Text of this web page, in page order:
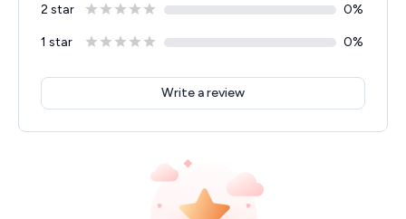
2 star 0%
1 star 0%
Write a review